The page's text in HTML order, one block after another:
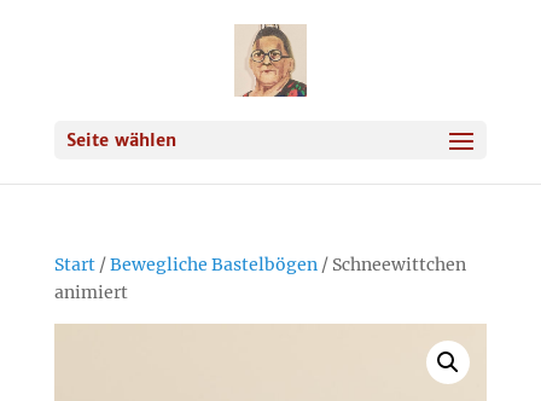
Seite wählen
Start/Bewegliche Bastelbögen/ Schneewittchen
animiert